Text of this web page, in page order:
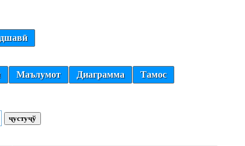
Маълумот Диаграмма Тамос